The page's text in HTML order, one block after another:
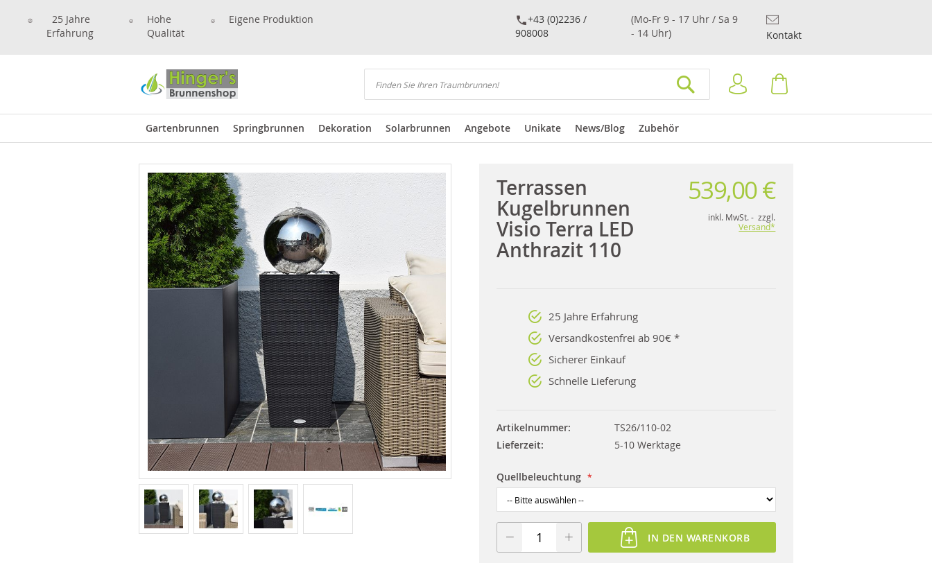
25 Jahre
Erfahrung
Hohe
Qualität
Eigene Produktion
+43 (0)2236 /
908008
(Mo-Fr 9 - 17 Uhr / Sa 9
- 14 Uhr)
Kontakt
Suchen
Anmelden
Gartenbrunnen Springbrunnen Dekoration Solarbrunnen Angebote Unikate News/Blog Zubehör
Terrassen
Kugelbrunnen
Visio Terra LED
Anthrazit 110
539,00 €
inkl. MwSt. - zzgl.
Versand*
25 Jahre Erfahrung
Versandkostenfrei ab 90€ *
Sicherer Einkauf
Schnelle Lieferung
Artikelnummer
TS26/110-02
Lieferzeit
5-10 Werktage
Quellbeleuchtung
IN DEN WARENKORB